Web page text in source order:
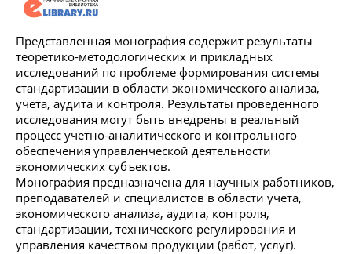
Представленная монография содержит результаты
теоретико-методологических и прикладных
исследований по проблеме формирования системы
стандартизации в области экономического анализа,
учета, аудита и контроля. Результаты проведенного
исследования могут быть внедрены в реальный
процесс учетно-аналитического и контрольного
обеспечения управленческой деятельности
экономических субъектов.
Монография предназначена для научных работников,
преподавателей и специалистов в области учета,
экономического анализа, аудита, контроля,
стандартизации, технического регулирования и
управления качеством продукции (работ, услуг).